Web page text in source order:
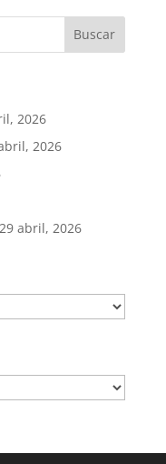
2026
2026
29 abril, 2026